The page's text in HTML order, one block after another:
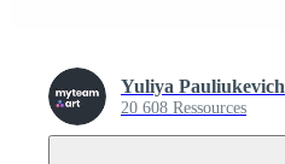
Yuliya Pauliukevich
20 608 Ressources